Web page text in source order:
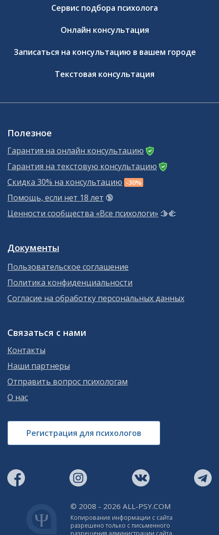
Сервис подбора психолога
Онлайн консультация
Записаться на консультацию в вашем городе
Текстовая консультация
Полезное
Гарантия на онлайн консультацию
Гарантия на текстовую консультацию
Скидка 30% на консультацию -30%
Помощь, если нет 18 лет 🔞
Ценности сообщества «Все психологи» 🫱‍🫲
Документы
Пользовательское соглашение
Политика конфиденциальности
Согласие на обработку персональных данных
Связаться с нами
Контакты
Наши партнеры
Отправить вопрос психологам
О нас
Регистрация для психологов
© 2008 - 2026 ALL-PSY.COM
Копирование информации с сайта
разрешено только с письменного
разрешения администрации сайта.